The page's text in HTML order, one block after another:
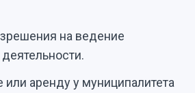
на ведение
или аренду у муниципалитета